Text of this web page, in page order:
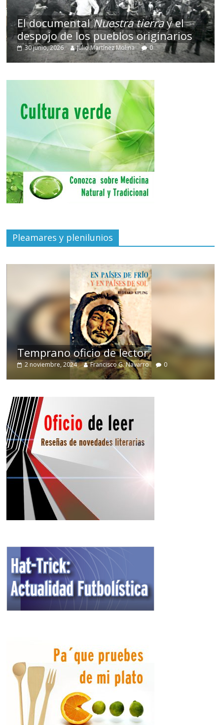
El documentalNuestra tierray el
despojo de los pueblos originarios
30 junio, 2026 Julio Martínez Molina 0
Pleamares y plenilunios
Temprano oficio de lector
2 noviembre, 2024 Francisco G. Navarro 0